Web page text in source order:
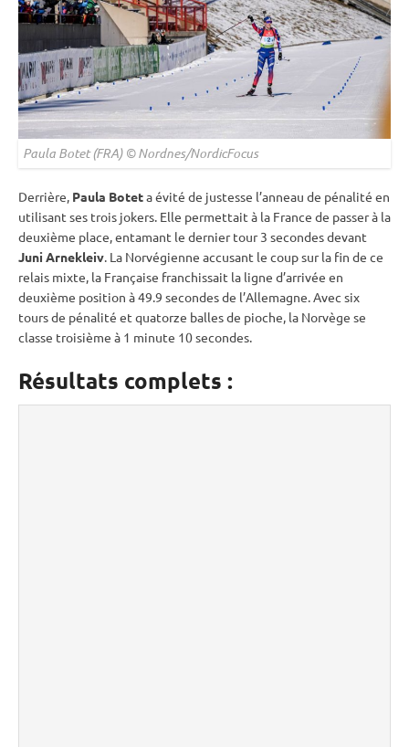
Paula Botet (FRA) © Nordnes/NordicFocus
Derrière, Paula Boteta évité de justesse l’anneau de pénalité en
utilisant ses trois jokers. Elle permettait à la France de passer à la
deuxième place, entamant le dernier tour 3 secondes devant
Juni Arnekleiv. La Norvégienne accusant le coup sur la fin de ce
relais mixte, la Française franchissait la ligne d’arrivée en
deuxième position à 49.9 secondes de l’Allemagne. Avec six
tours de pénalité et quatorze balles de pioche, la Norvège se
classe troisième à 1 minute 10 secondes.
Résultats complets :